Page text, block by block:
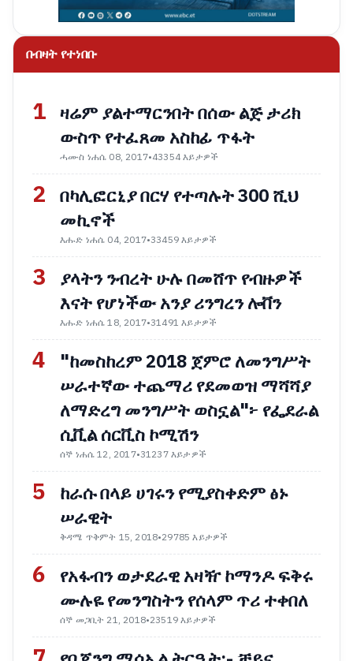
በብዛት የተነበቡ
1 ዛሬም ያልተማርንበት በሰው ልጅ ታሪክ
ውስጥ የተፈጸመ አስከፊ ጥፋት
ሓሙስ ነሐሴ 08, 2017•43354 እይታዎች
2 በካሊፎርኒያ በርሃ የተጣሉት 300 ሺህ
መኪኖች
እሑድ ነሐሴ 04, 2017•33459 እይታዎች
3
ያላትን ንብረት ሁሉ በመሸጥ የብዙዎች
እናት የሆነችው አንያ ሪንግረን ሎቨን
እሑድ ነሐሴ 18, 2017•31491 እይታዎች
4
"ከመስከረም 2018 ጀምሮ ለመንግሥት
ሠራተኛው ተጨማሪ የደመወዝ ማሻሻያ
ለማድረግ መንግሥት ወስኗል"፦ የፌደራል
ሲቪል ሰርቪስ ኮሚሽን
ሰኞ ነሐሴ 12, 2017•31237 እይታዎች
5
ከራሱ በላይ ሀገሩን የሚያስቀድም ፅኑ
ሠራዊት
ቅዳሜ ጥቅምት 15, 2018•29785 እይታዎች
6
የአፋብን ወታደራዊ አዛዥ ኮማንዶ ፍቅሩ
ሙሉዬ የመንግስትን የሰላም ጥሪ ተቀበለ
ሰኞ መጋቢት 21, 2018•23519 እይታዎች